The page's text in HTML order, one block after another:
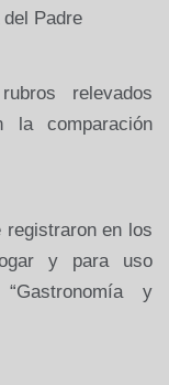
Padre
relevados
la comparación
en los
y para uso
y